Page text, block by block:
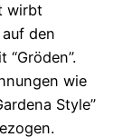
wirbt
den
wie
Style”